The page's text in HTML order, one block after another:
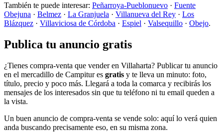
También te puede interesar: Peñarroya-Pueblonuevo · Fuente
Obejuna · Belmez · La Granjuela · Villanueva del Rey · Los
Blázquez · Villaviciosa de Córdoba · Espiel · Valsequillo · Obejo.
Publica tu anuncio gratis
¿Tienes compra-venta que vender en Villaharta? Publicar tu anuncio
en el mercadillo de Campitur es gratis y te lleva un minuto: foto,
título, precio y poco más. Llegará a toda la comarca y recibirás los
mensajes de los interesados sin que tu teléfono ni tu email queden a
la vista.
Un buen anuncio de compra-venta se vende solo: aquí lo verá quien
anda buscando precisamente eso, en su misma zona.